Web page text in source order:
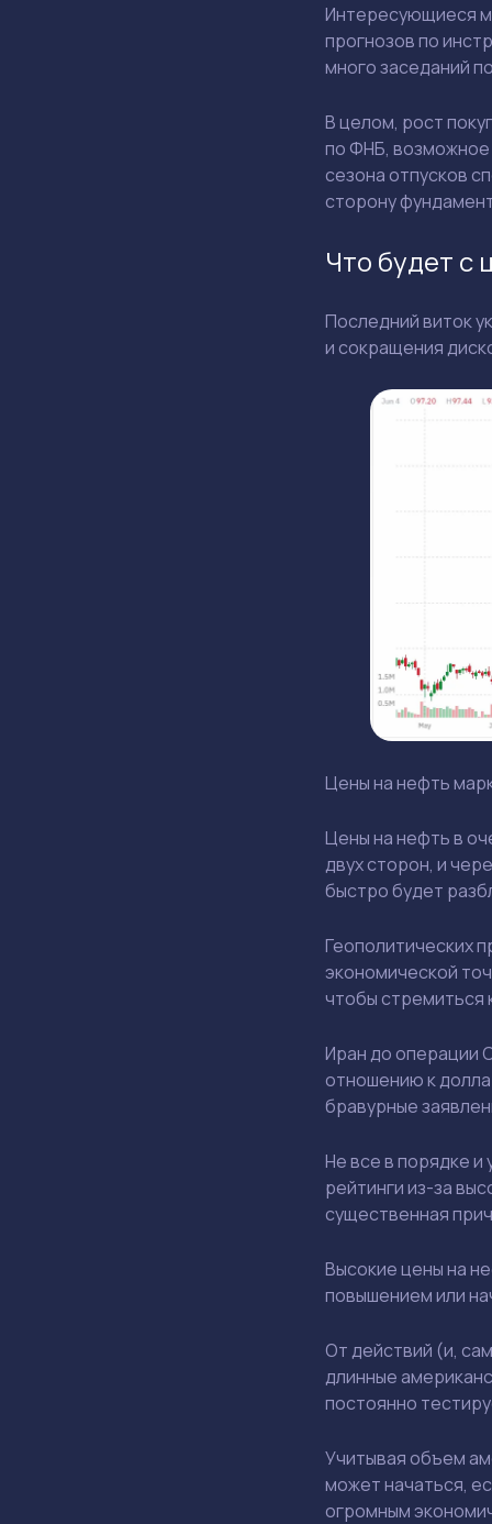
Интересующиеся
прогнозов по
много заседаний
В целом, рост
по ФНБ, возможное
сезона отпусков
сторону
Что будет с
Последний виток
и сокращения
Цены на нефть
Цены на нефть в
двух сторон, и
быстро будет
Геополитических
экономической
чтобы стремиться
Иран до операции
отношению к
бравурные
Не все в порядке
рейтинги из-за
существенная
Высокие цены на
повышением или
От действий (и,
длинные
постоянно
Учитывая объем
может начаться,
огромным